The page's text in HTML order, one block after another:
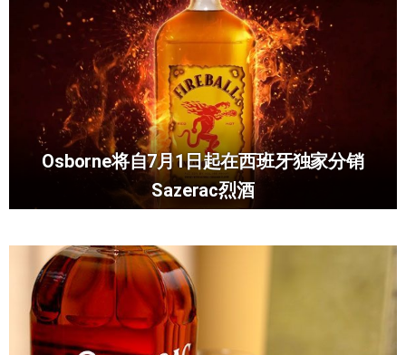
Osborne将自7月1日起在西班牙独家分销
Sazerac烈酒